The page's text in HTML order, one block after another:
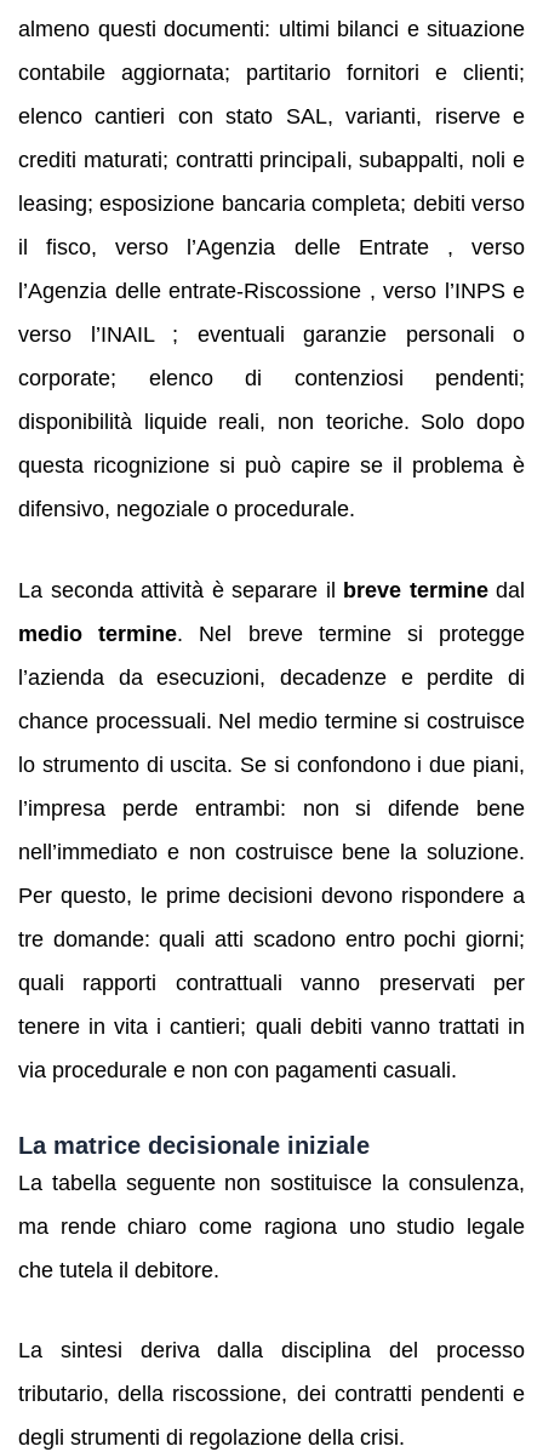
almeno questi documenti: ultimi bilanci e situazione
contabile aggiornata; partitario fornitori e clienti;
elenco cantieri con stato SAL, varianti, riserve e
crediti maturati; contratti principali, subappalti, noli e
leasing; esposizione bancaria completa; debiti verso
il fisco, verso l’Agenzia delle Entrate , verso
l’Agenzia delle entrate-Riscossione , verso l’INPS e
verso l’INAIL ; eventuali garanzie personali o
corporate; elenco di contenziosi pendenti;
disponibilità liquide reali, non teoriche. Solo dopo
questa ricognizione si può capire se il problema è
difensivo, negoziale o procedurale.
La seconda attività è separare il breve terminedal
medio termine. Nel breve termine si protegge
l’azienda da esecuzioni, decadenze e perdite di
chance processuali. Nel medio termine si costruisce
lo strumento di uscita. Se si confondono i due piani,
l’impresa perde entrambi: non si difende bene
nell’immediato e non costruisce bene la soluzione.
Per questo, le prime decisioni devono rispondere a
tre domande: quali atti scadono entro pochi giorni;
quali rapporti contrattuali vanno preservati per
tenere in vita i cantieri; quali debiti vanno trattati in
via procedurale e non con pagamenti casuali.
La matrice decisionale iniziale
La tabella seguente non sostituisce la consulenza,
ma rende chiaro come ragiona uno studio legale
che tutela il debitore.
La sintesi deriva dalla disciplina del processo
tributario, della riscossione, dei contratti pendenti e
degli strumenti di regolazione della crisi.